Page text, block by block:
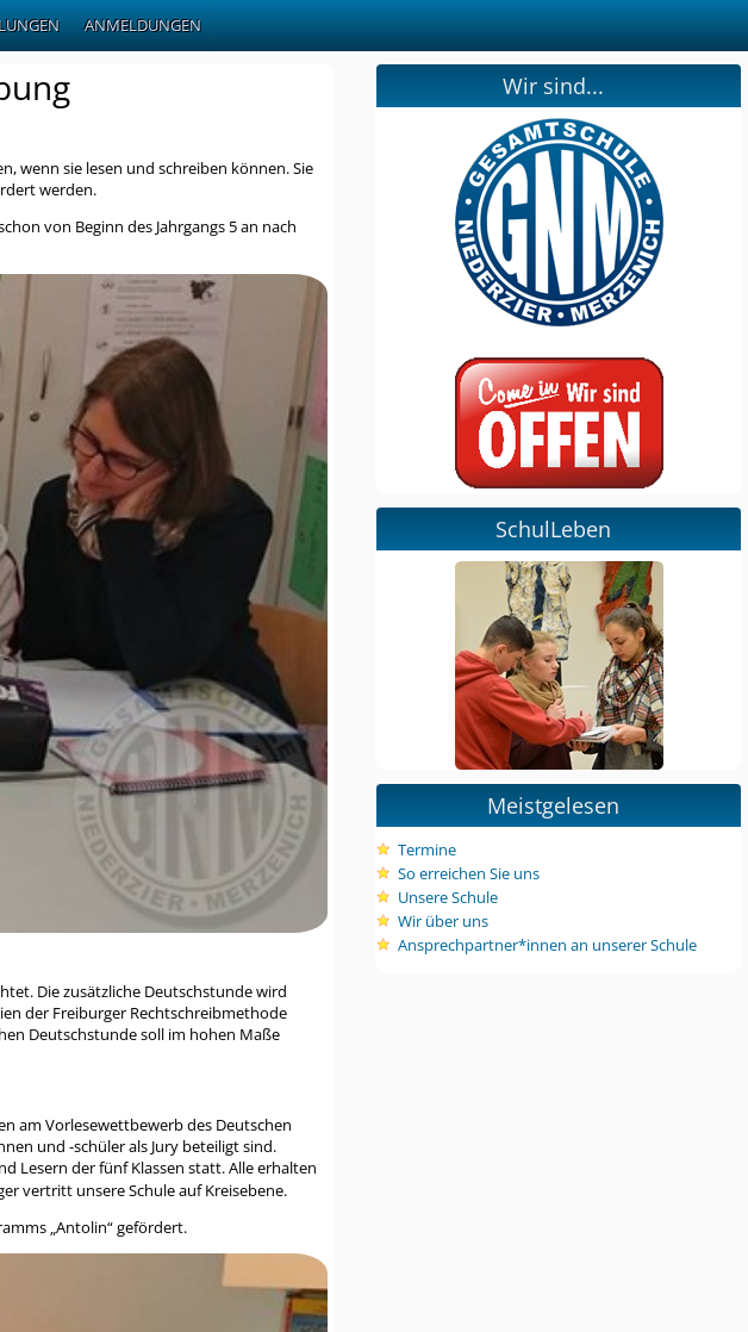
ANMELDUNGEN
wenn sie lesen und schreiben können. Sie
werden.
von Beginn des Jahrgangs 5 an nach
Die zusätzliche Deutschstunde wird
der Freiburger Rechtschreibmethode
Deutschstunde soll im hohen Maße
am Vorlesewettbewerb des Deutschen
und -schüler als Jury beteiligt sind.
Lesern der fünf Klassen statt. Alle erhalten
vertritt unsere Schule auf Kreisebene.
„Antolin“ gefördert.
Wir sind...
SchulLeben
Meistgelesen
Termine
So erreichen Sie uns
Unsere Schule
Wir über uns
Ansprechpartner*innen an unserer Schule